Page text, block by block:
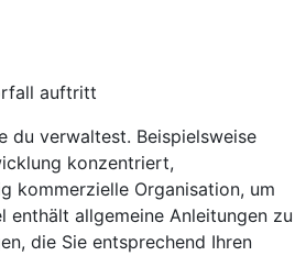
auftritt
du verwaltest. Beispielsweise
konzentriert,
kommerzielle Organisation, um
enthält allgemeine Anleitungen zu
die Sie entsprechend Ihren